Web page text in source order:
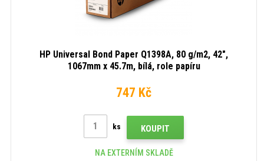
HP Universal Bond Paper Q1398A, 80 g/m2, 42",
1067mm x 45.7m, bílá, role papíru
747 Kč
ks KOUPIT
NA EXTERNÍM SKLADĚ